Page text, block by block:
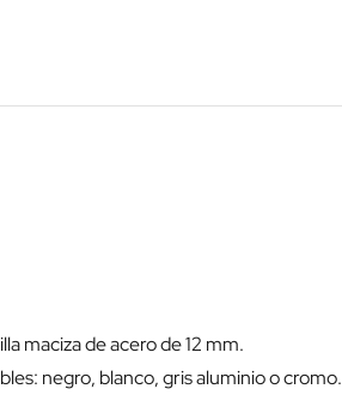
maciza de acero de 12 mm.
negro, blanco, gris aluminio o cromo.